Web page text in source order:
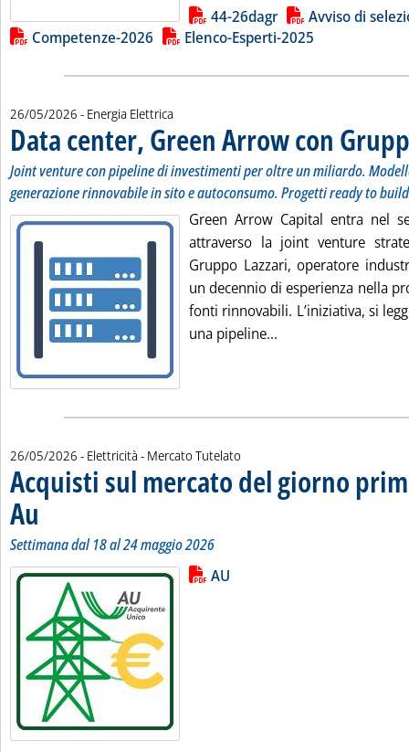
Lista allegati PDF alla notizia
44-26dagr
Avviso di
Competenze-2026
Elenco-Esperti-2025
26/05/2026 - Energia Elettrica
Data center, Green Arrow con
Joint venture con pipeline di investimenti per oltre un miliardo.
generazione rinnovabile in sito e autoconsumo. Progetti ready to
Green Arrow Capital entra nel
attraverso la joint venture
Gruppo Lazzari, operatore
un decennio di esperienza nella
fonti rinnovabili. L’iniziativa, si
una pipeline...
26/05/2026 - Elettricità - Mercato Tutelato
Acquisti sul mercato del giorno
Au . Sottotitolo: Settimana dal 18 al 24 maggio 2026
. Pubblicata martedì 26 maggio 2026 alle 9.39.
Settimana dal 18 al 24 maggio 2026
Leggi tutta la notizia: 'Acquisti
Lista allegati PDF alla notizia
AU